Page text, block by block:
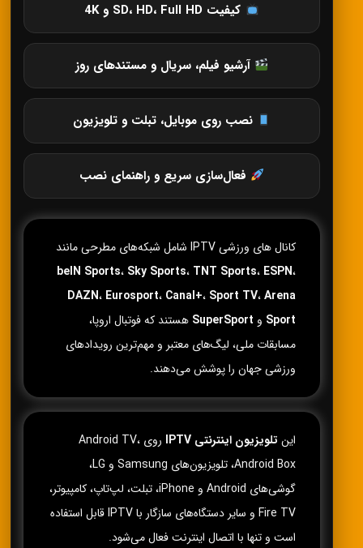
کیفیت SD، HD، Full HD و 4K
آرشیو فیلم، سریال و مستندهای روز
نصب روی موبایل، تبلت و تلویزیون
فعال‌سازی سریع و راهنمای نصب
کانال های ورزشی IPTV شامل شبکه‌های مطرحی مانند
beIN Sports، Sky Sports، TNT Sports، ESPN،
DAZN، Eurosport، Canal+، Sport TV،Arena
Sport و SuperSport هستند که فوتبال اروپا،
مسابقات ملی، لیگ‌های معتبر و مهم‌ترین رویدادهای
ورزشی جهان را پوشش می‌دهند.
این تلویزیون اینترنتی IPTV
روی Android TV،
Android Box، تلویزیون‌های Samsung و LG،
گوشی‌های Android و iPhone، تبلت، لپ‌تاپ، کامپیوتر،
Fire TV و سایر دستگاه‌های سازگار با IPTV قابل استفاده
است و تنها با اتصال اینترنت فعال می‌شود.